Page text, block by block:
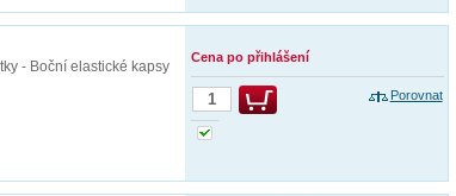
- Boční elastické kapsy
Cena po přihlášení
Porovnat